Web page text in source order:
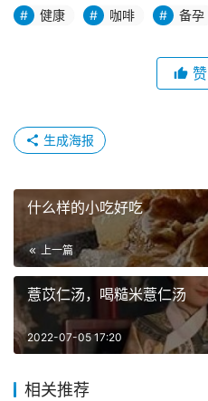
健康 咖啡 备孕
赞
生成海报
什么样的小吃好吃
上一篇
薏苡仁汤，喝糙米薏仁汤
2022-07-05 17:20
相关推荐